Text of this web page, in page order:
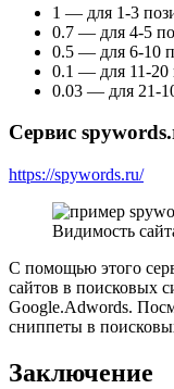
1 — для 1-3
0.7 — для 4-5
0.5 — для 6-10
0.1 — для 11-20
0.03 — для 21-
Сервис
https://spywords.ru/
Видимость
С помощью этого
сайтов в поисковых
Google.Adwords.
сниппеты в
Заключение